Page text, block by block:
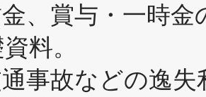
、賞与・一時
料。
事故などの逸